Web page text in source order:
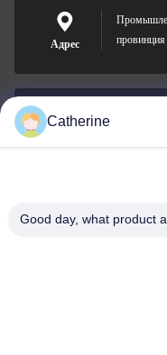
Адрес
Электронная
Catherine
Good day, what product